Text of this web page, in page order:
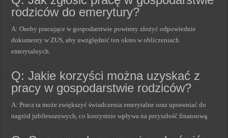
rodziców do emerytury?
A: Osoby pracujące w gospodarstwie powinny złożyć odpowiednie
dokumenty w ZUS, aby uwzględnić ten okres w obliczeniach
emerytalnych.
Q: Jakie korzyści można uzyskać z
pracy w gospodarstwie rodziców?
A: Praca ta może zwiększyć świadczenia emerytalne oraz uprawniać do
nagród jubileuszowych, co korzystnie wpływa na przyszłość finansową.